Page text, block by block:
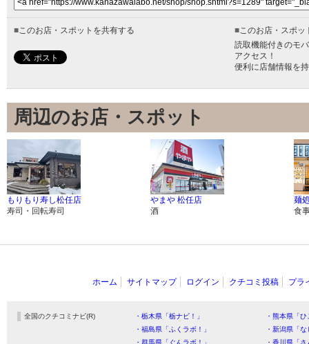
■このお店・スポットを共有する ■このお店・スポッ
読取機能付きのモ
アクセス！
便利に店舗情報を
周辺のお店・スポット
もりもり寿し松任店
寿司・回転寿司
やまや 松任店
酒
麺
食
ホーム サイトマップ ログイン クチコミ投稿 プラ
全国のクチコミナビ(R) ・栃木県「栃ナビ！」
・熊本県「
・福島県「ふくラボ！」
・新潟県「
・群馬県「ぐんラボ！」
・香川県「